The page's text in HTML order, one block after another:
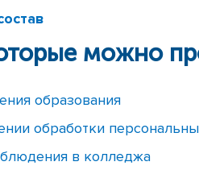
можно
образования
обработки
в колледжа